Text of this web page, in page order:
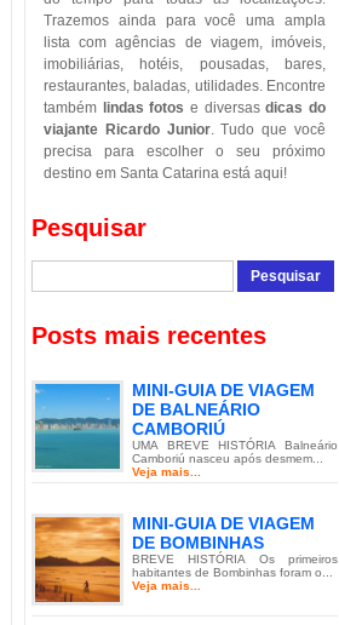
Trazemos ainda para você uma ampla
lista com agências de viagem, imóveis,
imobiliárias, hotéis, pousadas, bares,
restaurantes, baladas, utilidades. Encontre
também
lindas fotos e diversasdicas do
viajante Ricardo Junior. Tudo que você
precisa para escolher o seu próximo
destino em Santa Catarina está aqui!
Pesquisar
Posts mais recentes
MINI-GUIA DE VIAGEM
DE BALNEÁRIO
CAMBORIÚ
UMA BREVE HISTÓRIA Balneário
Camboriú nasceu após desmem...
Veja mais...
MINI-GUIA DE VIAGEM
DE BOMBINHAS
BREVE HISTÓRIA Os primeiros
habitantes de Bombinhas foram o...
Veja mais...